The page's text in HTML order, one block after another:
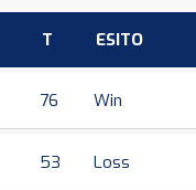
T ESITO
76 Win
53 Loss